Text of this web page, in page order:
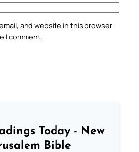
and website in this browser
I comment.
Today - New
Bible